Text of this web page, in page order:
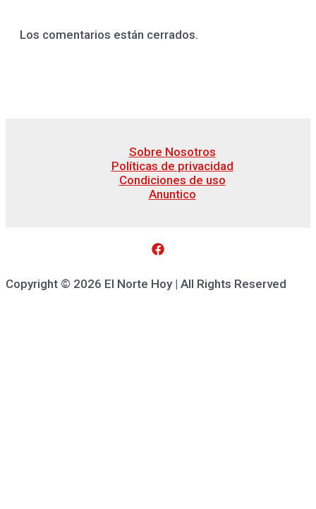
Los comentarios están cerrados.
Sobre Nosotros
Políticas de privacidad
Condiciones de uso
Anuntico
Copyright © 2026 El Norte Hoy | All Rights Reserved